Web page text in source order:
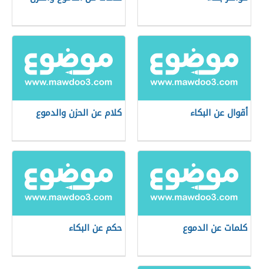
أقوال عن البكاء كلام عن الحزن والدموع
كلمات عن الدموع حكم عن البكاء